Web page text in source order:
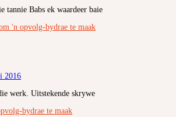
tannie Babs ek waardeer baie
'n opvolg-bydrae te maak
2016
werk. Uitstekende skrywe
bydrae te maak